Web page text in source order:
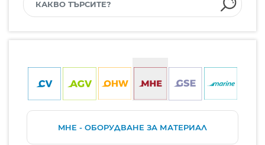
MHE - ОБОРУДВАНЕ ЗА МАТЕРИАЛ